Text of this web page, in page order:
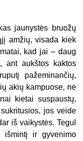
jaunystės bruožų
amžių, visada kiek
kad jai – daug
ant aukštos kaktos
pažeminančių,
akių kampuose, nė
kietai suspaustų,
jos veide
iš vaikystės. Tegul
išmintį ir gyvenimo